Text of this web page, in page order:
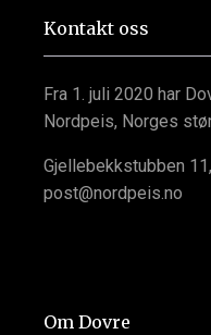
Kontakt oss
Fra 1. juli 2020 har
Nordpeis, Norges
Gjellebekkstubben
post@nordpeis.no
Om Dovre